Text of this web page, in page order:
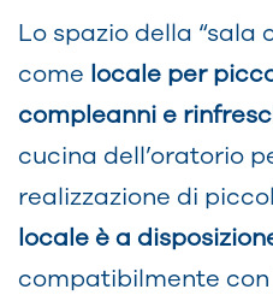
Lo spazio della “sala
come locale per
compleanni e
cucina dell’oratorio
realizzazione di
locale è a
compatibilmente